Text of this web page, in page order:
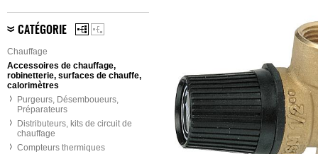
CATÉGORIE
Chauffage
Accessoires de chauffage,
robinetterie, surfaces de chauffe,
calorimètres
Purgeurs, Désemboueurs,
Préparateurs
Distributeurs, kits de circuit de
chauffage
Compteurs thermiques